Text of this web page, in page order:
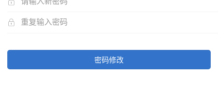
密码修改